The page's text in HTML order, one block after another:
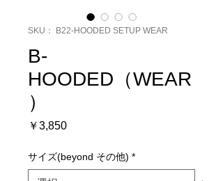
SKU： B22-HOODED SETUP WEAR
B-
HOODED（WEAR
）
￥3,850価
サイズ(beyond その他) *